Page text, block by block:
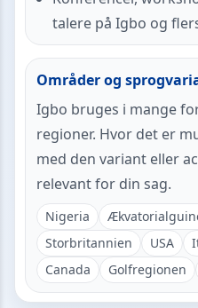
talere på Igbo og
Områder og
Igbo bruges i mange
regioner. Hvor det er
med den variant eller
relevant for din sag.
Nigeria
Storbritannien
USA
Canada
Golfregionen